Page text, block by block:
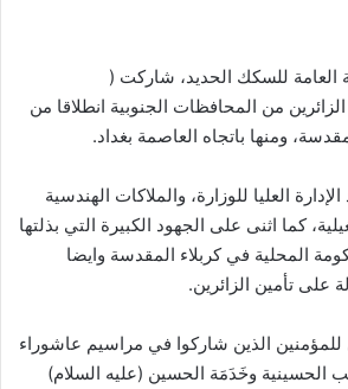
العامة للسكك الحديد، شاركت (
من المحافظات الجنوبية انطلاقا من
ومنها باتجاه العاصمة بغداد.
العليا للوزارة، والملاكات الهندسية
كما اثنى على الجهود الكبيرة التي بذلتها
المحلية في كربلاء المقدسة وايضا
على تأمين الزائرين.
للمؤمنين الذين شاركوا في مراسيم عاشوراء
الحسينية وخَدَمَة الحسين (عليه السلام)